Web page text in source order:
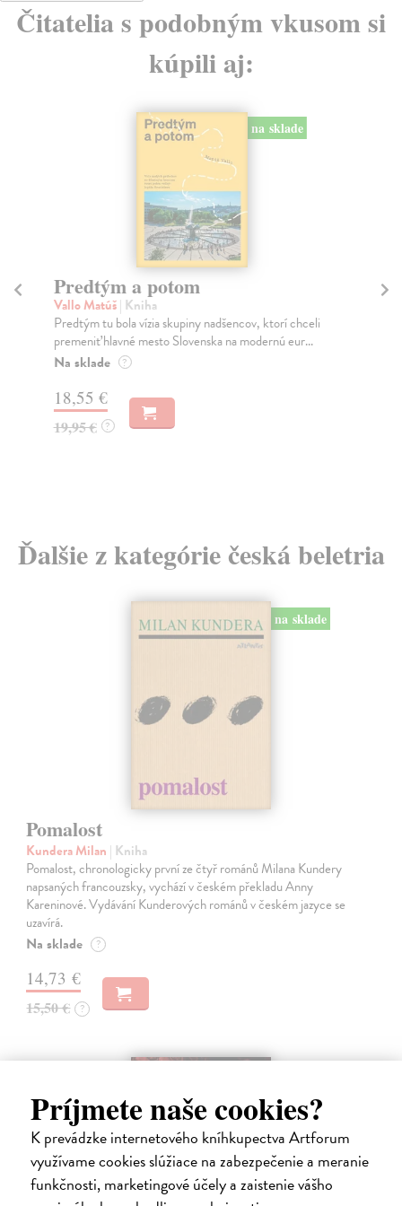
Príjmete naše cookies?
K prevádzke internetového kníhkupectva Artforum
využívame cookies slúžiace na zabezpečenie a meranie
funkčnosti, marketingové účely a zaistenie vášho
Čitatelia s podobným vkusom si
kúpili aj:
Město a jeho nejisté zdi
Murakami Haruki
Ty jsi to byla, kdo mi vyprávěl o tom městě. Město a
jeho nejisté zdi – dlouho očekávaný román Haru...
Na sklade
31,21 €
32,85 € ?
Ďalšie z kategórie česká beletria
na sklade
Pomalost
Kundera Milan | Kniha
Pomalost, chronologicky první ze čtyř románů Milana Kundery
napsaných francouzsky, vychází v českém překladu Anny
Kareninové. Vydávání Kunderových románů v českém jazyce se
uzavírá.
Na sklade ?
14,73 €
15,50 € ?